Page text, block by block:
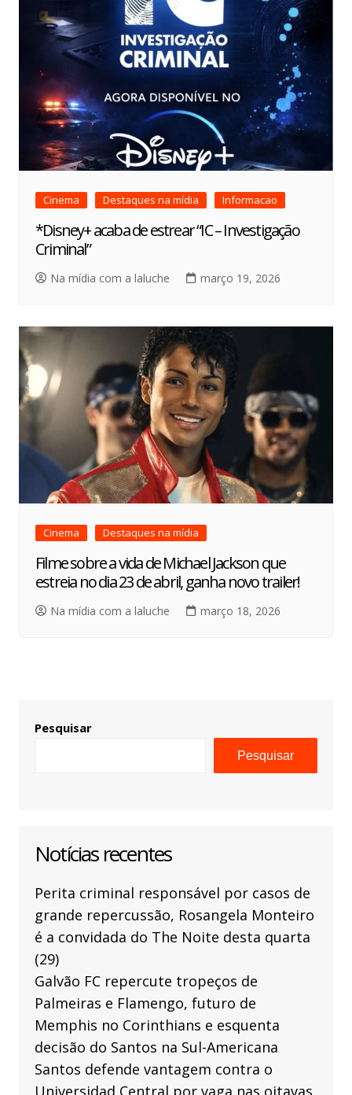
Cinema Destaques na mídia Informacao
*Disney+ acaba de estrear “IC – Investigação
Criminal”
Na mídia com a laluche março 19, 2026
Cinema Destaques na mídia
Filme sobre a vida de Michael Jackson que
estreia no dia 23 de abril, ganha novo trailer!
Na mídia com a laluche março 18, 2026
Pesquisar
Pesquisar
Notícias recentes
Perita criminal responsável por casos de
grande repercussão, Rosangela Monteiro
é a convidada do The Noite desta quarta
(29)
Galvão FC repercute tropeços de
Palmeiras e Flamengo, futuro de
Memphis no Corinthians e esquenta
decisão do Santos na Sul-Americana
Santos defende vantagem contra o
Universidad Central por vaga nas oitavas